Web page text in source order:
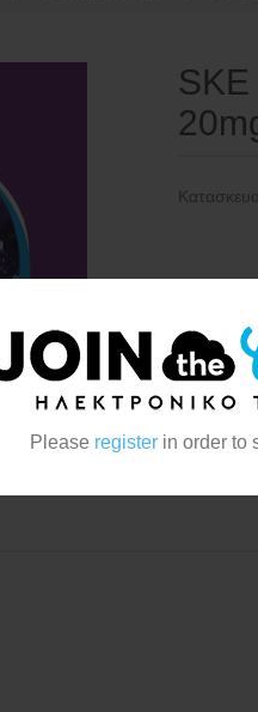
Please registerin order to